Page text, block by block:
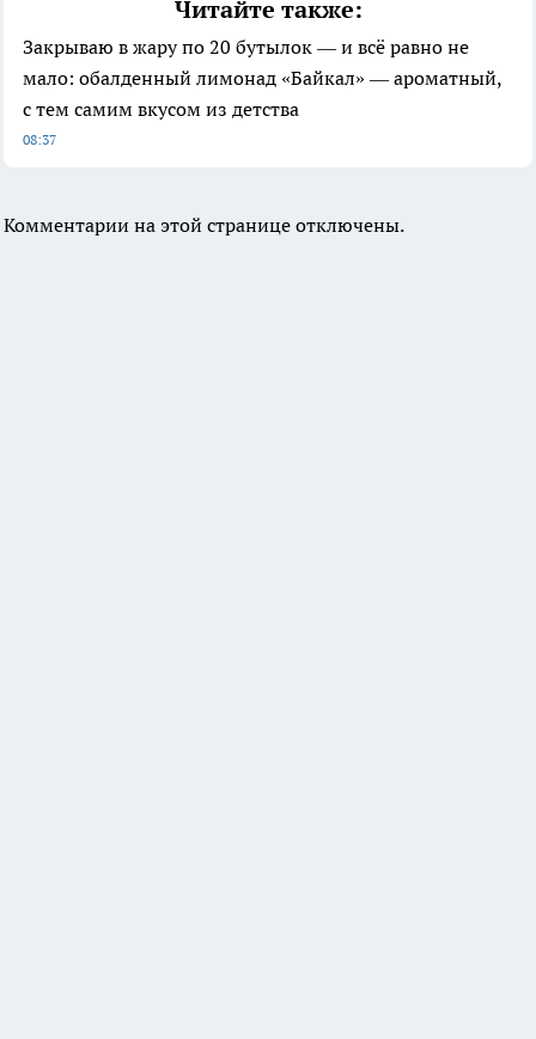
Читайте также:
Закрываю в жару по 20 бутылок — и всё равно не
мало: обалденный лимонад «Байкал» — ароматный,
с тем самим вкусом из детства
08:37
Комментарии на этой странице отключены.